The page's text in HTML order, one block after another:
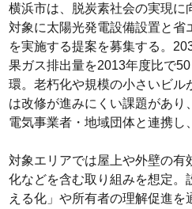
横浜市は、脱炭素社会の実現に
対象に太陽光発電設備設置と省
を実施する提案を募集する。
果ガス排出量を2013年度比で
環。老朽化や規模の小さいビル
は改修が進みにくい課題があり
電気事業者・地域団体と連携し
対象エリアでは屋上や外壁の有
化などを含む取り組みを想定。
える化」や所有者の理解促進を